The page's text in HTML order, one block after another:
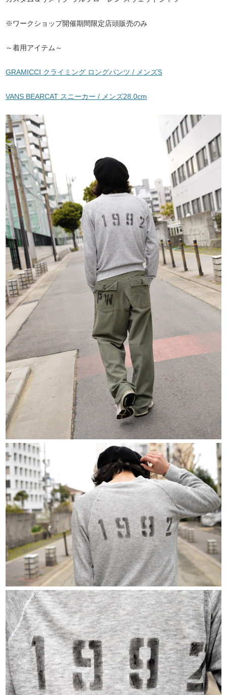
※ワークショップ開催期間限定店頭販売のみ
～着用アイテム～
GRAMICCI クライミング ロングパンツ / メンズS
VANS BEARCAT スニーカー / メンズ28.0cm